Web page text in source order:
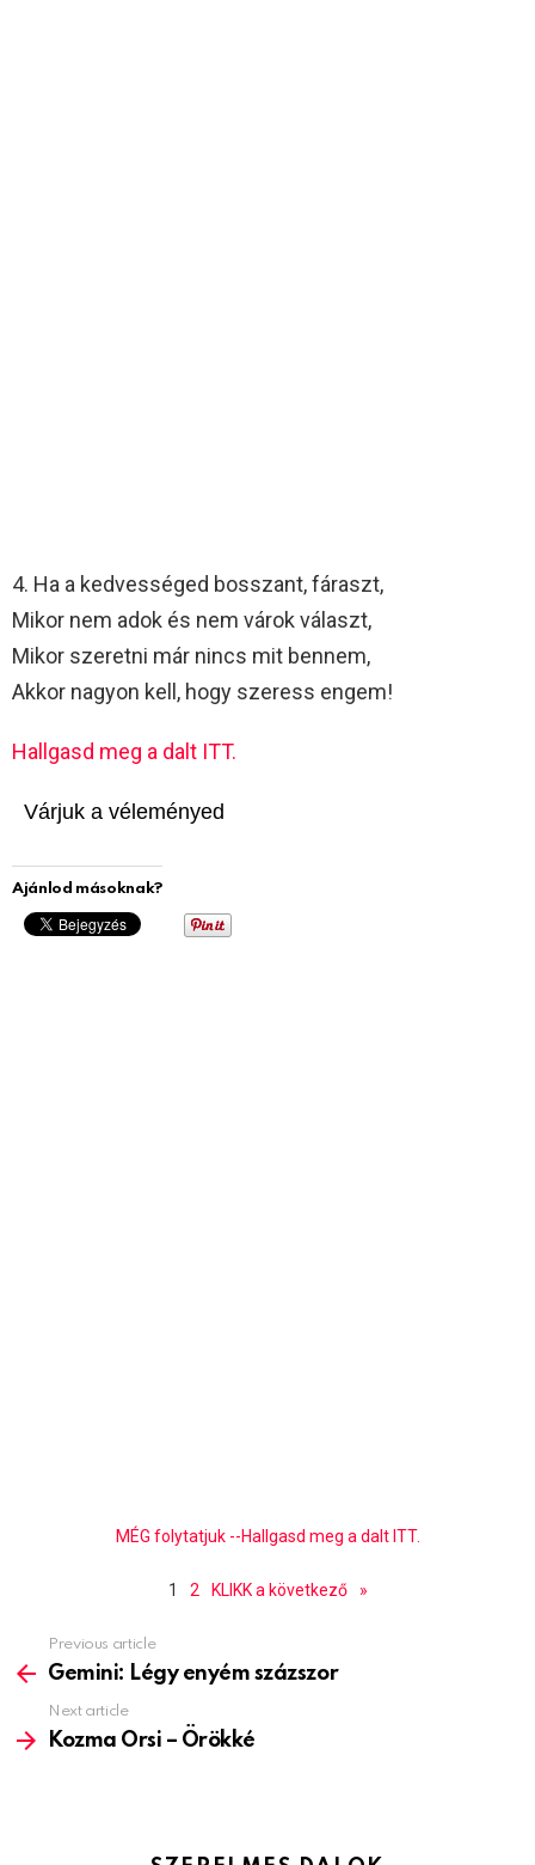
4. Ha a kedvességed bosszant, fáraszt,
Mikor nem adok és nem várok választ,
Mikor szeretni már nincs mit bennem,
Akkor nagyon kell, hogy szeress engem!
Hallgasd meg a dalt ITT.
Várjuk a véleményed
Ajánlod másoknak?
MÉG folytatjuk --Hallgasd meg a dalt ITT.
1 2 KLIKK a következő »
more
Previous article
Gemini: Légy enyém százszor
Next article
Kozma Orsi – Örökké